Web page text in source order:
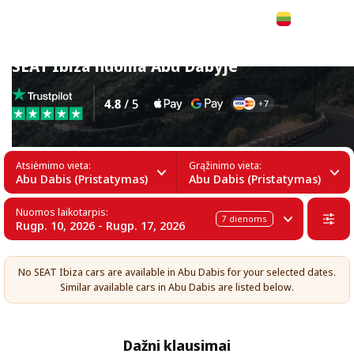
SEAT Ibiza nuoma Abu Dabyje
Atsiėmimo vieta:
Abu Dabis (Pristatymas)
Grąžinimo vieta:
Abu Dabis (Pristatymas)
Nuomos laikotarpis:
Rugp. 10, 2026 - Rugp. 17, 2026 7 dienoms
No SEAT Ibiza cars are available in Abu Dabis for your selected dates.
Similar available cars in Abu Dabis are listed below.
Dažni klausimai